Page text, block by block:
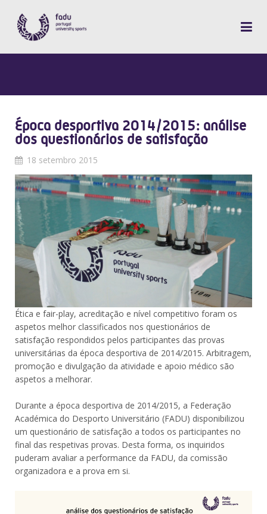
Época desportiva 2014/2015: análise
dos questionários de satisfação
18 setembro 2015
Ética e fair-play, acreditação e nível competitivo foram os
aspetos melhor classificados nos questionários de
satisfação respondidos pelos participantes das provas
universitárias da época desportiva de 2014/2015. Arbitragem,
promoção e divulgação da atividade e apoio médico são
aspetos a melhorar.
Durante a época desportiva de 2014/2015, a Federação
Académica do Desporto Universitário (FADU) disponibilizou
um questionário de satisfação a todos os participantes no
final das respetivas provas. Desta forma, os inquiridos
puderam avaliar a performance da FADU, da comissão
organizadora e a prova em si.